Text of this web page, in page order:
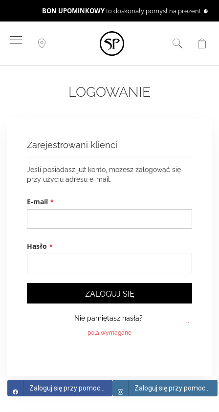
BON UPOMINKOWYto doskonały pomysł na prezent ☻
do
treści
LOGOWANIE
Zarejestrowani klienci
Jeśli posiadasz już konto, możesz zalogować się
przy użyciu adresu e-mail.
E-mail
Hasło
ZALOGUJ SIĘ
Nie pamiętasz hasła?
Zaloguj się przy pomocy Facebook Zaloguj się przy pomocy Instagram